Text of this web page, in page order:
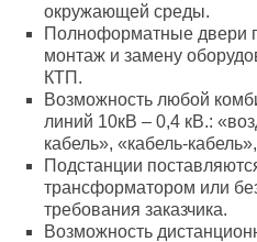
окружающей среды.
Полноформатные двери
монтаж и замену
КТП.
Возможность любой
линий 10кВ – 0,4 кВ.:
кабель», «кабель-
Подстанции
трансформатором или
требования заказчика.
Возможность